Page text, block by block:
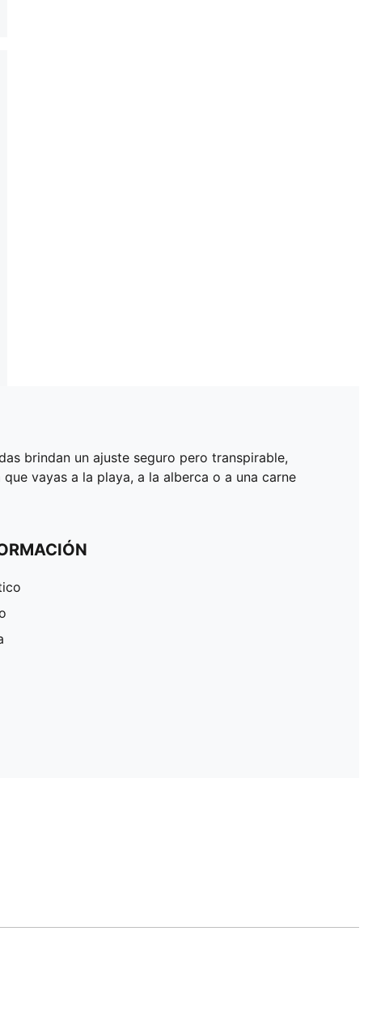
brindan un ajuste seguro pero transpirable,
vayas a la playa, a la alberca o a una carne